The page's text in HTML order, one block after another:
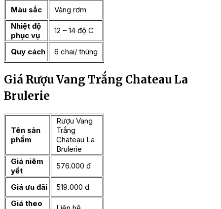
Màu sắc
Vàng rơm
Nhiệt độ
phục vụ
12 – 14 độ C
Quy cách 6 chai/ thùng
Giá Rượu Vang Trắng Chateau La
Brulerie
Tên sản
phẩm
Rượu Vang
Trắng
Chateau La
Brulerie
Giá niêm
yết
576.000 đ
Giá ưu đãi
519.000 đ
Giá theo